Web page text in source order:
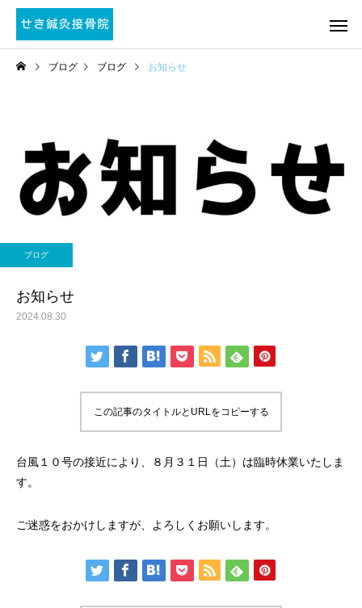
ブログ ブログ お知らせ
ブログ
お知らせ
2024.08.30
この記事のタイトルとURLをコピーする
台風１０号の接近により、８月３１日（土）は臨時休業いたしま
す。
ご迷惑をおかけしますが、よろしくお願いします。